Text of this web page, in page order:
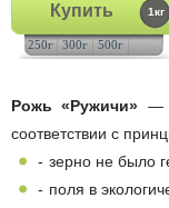
Купить 1кг
250г 300г 500г
Рожь «Ружичи» —
соответствии с
зерно не было
поля в